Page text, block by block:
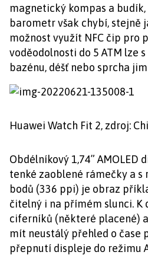
magnetický kompas a
barometr však chybí, stejně
možnost využít NFC čip pro
voděodolnosti do 5 ATM lze
bazénu, déšť nebo sprcha
Huawei Watch Fit 2, zdroj:
Obdélníkový 1,74” AMOLED
tenké zaoblené rámečky a s
bodů (336 ppi) je obraz
čitelný i na přímém slunci. K
ciferníků (některé placené)
mít neustálý přehled o čase
přepnutí displeje do režimu